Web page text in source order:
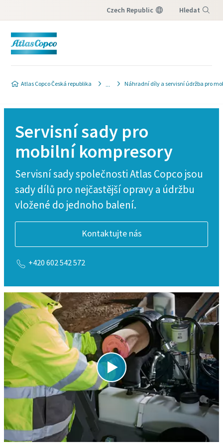
Czech Republic Hledat
Atlas Copco Česká republika Náhradní díly a servisní údržba pro
Servisní sady pro
mobilní kompresory
Servisní sady společnosti Atlas Copco jsou
sady dílů pro nejčastější opravy a údržbu
vložené do jednoho balení.
Kontaktujte nás
+420 602 542 572